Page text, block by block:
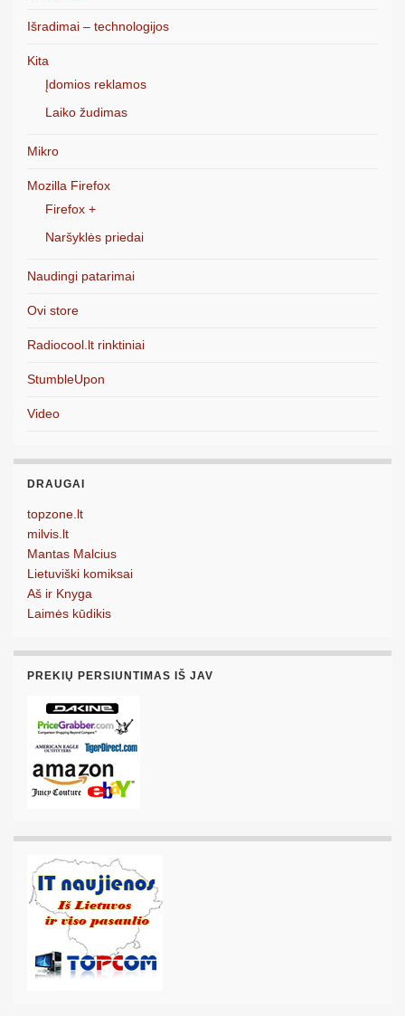
Išradimai – technologijos
Kita
Įdomios reklamos
Laiko žudimas
Mikro
Mozilla Firefox
Firefox +
Naršyklės priedai
Naudingi patarimai
Ovi store
Radiocool.lt rinktiniai
StumbleUpon
Video
DRAUGAI
topzone.lt
milvis.lt
Mantas Malcius
Lietuviški komiksai
Aš ir Knyga
Laimės kūdikis
PREKIŲ PERSIUNTIMAS IŠ JAV